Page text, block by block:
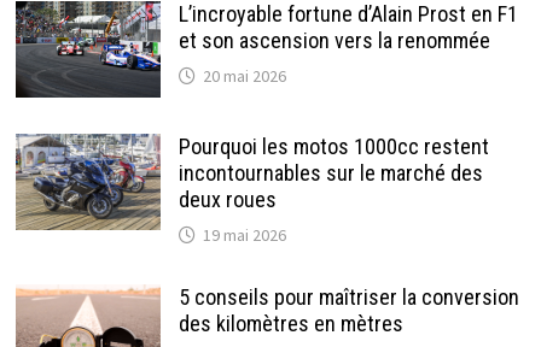
L’incroyable fortune d’Alain Prost en F1
et son ascension vers la renommée
20 mai 2026
Pourquoi les motos 1000cc restent
incontournables sur le marché des
deux roues
19 mai 2026
5 conseils pour maîtriser la conversion
des kilomètres en mètres